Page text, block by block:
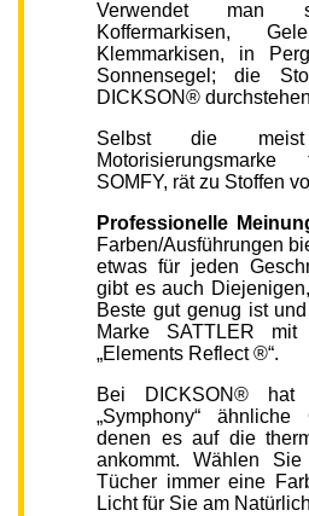
Verwendet
Koffermarkisen,
Klemmarkisen, in
Sonnensegel; die
DICKSON®
Selbst die meist
SOMFY, rät zu Stoffen
Professionelle
Farben/Ausführungen
etwas für jeden
gibt es auch
Beste gut genug ist
Marke SATTLER mit
„Elements Reflect ®“.
Bei DICKSON® hat
„Symphony“ ähnliche
denen es auf die
ankommt. Wählen
Tücher immer eine
Licht für Sie am